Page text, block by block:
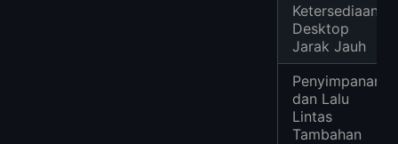
Ketersediaan
Desktop
Jarak Jauh
Penyimpanan
dan Lalu
Lintas
Tambahan